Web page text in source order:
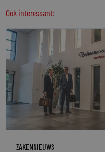
Ook interessant:
ZAKENNIEUWS